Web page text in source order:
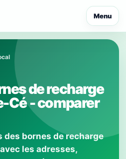
Menu
de recharge
Cé - comparer
des bornes de recharge
les adresses,